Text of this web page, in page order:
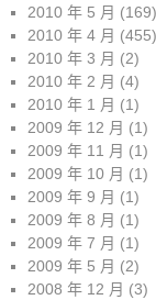
2010 年 5 月 (169)
2010 年 4 月 (455)
2010 年 3 月 (2)
2010 年 2 月 (4)
2010 年 1 月 (1)
2009 年 12 月 (1)
2009 年 11 月 (1)
2009 年 10 月 (1)
2009 年 9 月 (1)
2009 年 8 月 (1)
2009 年 7 月 (1)
2009 年 5 月 (2)
2008 年 12 月 (3)